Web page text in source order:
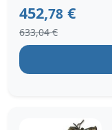
452,78 €
633,04 €